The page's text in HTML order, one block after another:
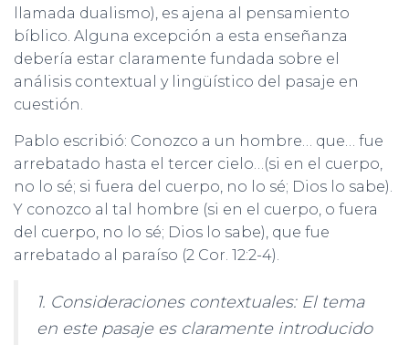
llamada dualismo), es ajena al pensamiento
bíblico. Alguna excepción a esta enseñanza
debería estar claramente fundada sobre el
análisis contextual y lingüístico del pasaje en
cuestión.
Pablo escribió: Conozco a un hombre… que… fue
arrebatado hasta el tercer cielo…(si en el cuerpo,
no lo sé; si fuera del cuerpo, no lo sé; Dios lo sabe).
Y conozco al tal hombre (si en el cuerpo, o fuera
del cuerpo, no lo sé; Dios lo sabe), que fue
arrebatado al paraíso (2 Cor. 12:2-4).
1. Consideraciones contextuales: El tema
en este pasaje es claramente introducido